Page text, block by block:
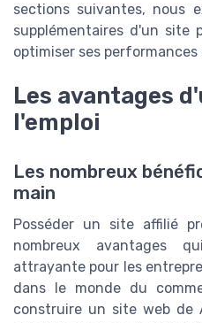
sections suivantes, nous
supplémentaires d'un site
optimiser ses
Les avantages
l'emploi
Les nombreux
main
Posséder un site affilié
nombreux avantages
attrayante pour les
dans le monde du
construire un site web de